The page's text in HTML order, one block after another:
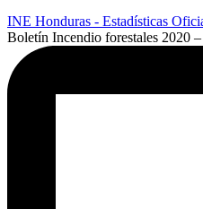
INE Honduras - Estadísticas
Boletín Incendio forestales 2020